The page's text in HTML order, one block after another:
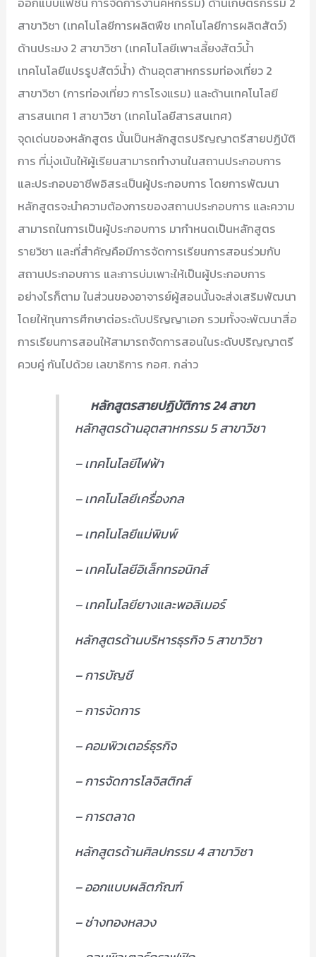
สาขาวิชา (เทคโนโลยีการผลิตพืช เทคโนโลยีการผลิตสัตว์)
ด้านประมง 2 สาขาวิชา (เทคโนโลยีเพาะเลี้ยงสัตว์น้ำ
เทคโนโลยีแปรรูปสัตว์น้ำ) ด้านอุตสาหกรรมท่องเที่ยว 2
สาขาวิชา (การท่องเที่ยว การโรงแรม) และด้านเทคโนโลยี
สารสนเทศ 1 สาขาวิชา (เทคโนโลยีสารสนเทศ)
จุดเด่นของหลักสูตร นั้นเป็นหลักสูตรปริญญาตรีสายปฏิบัติ
การ ที่มุ่งเน้นให้ผู้เรียนสามารถทำงานในสถานประกอบการ
และประกอบอาชีพอิสระเป็นผู้ประกอบการ โดยการพัฒนา
หลักสูตรจะนำความต้องการของสถานประกอบการ และความ
สามารถในการเป็นผู้ประกอบการ มากำหนดเป็นหลักสูตร
รายวิชา และที่สำคัญคือมีการจัดการเรียนการสอนร่วมกับ
สถานประกอบการ และการบ่มเพาะให้เป็นผู้ประกอบการ
อย่างไรก็ตาม ในส่วนของอาจารย์ผู้สอนนั้นจะส่งเสริมพัฒนา
โดยให้ทุนการศึกษาต่อระดับปริญญาเอก รวมทั้งจะพัฒนาสื่อ
การเรียนการสอนให้สามารถจัดการสอนในระดับปริญญาตรี
ควบคู่ กันไปด้วย เลขาธิการ กอศ. กล่าว
หลักสูตรสายปฏิบัติการ 24 สาขา
หลักสูตรด้านอุตสาหกรรม 5 สาขาวิชา
– เทคโนโลยีไฟฟ้า
– เทคโนโลยีเครื่องกล
– เทคโนโลยีแม่พิมพ์
– เทคโนโลยีอิเล็กทรอนิกส์
– เทคโนโลยียางและพอลิเมอร์
หลักสูตรด้านบริหารธุรกิจ 5 สาขาวิชา
– การบัญชี
– การจัดการ
– คอมพิวเตอร์ธุรกิจ
– การจัดการโลจิสติกส์
– การตลาด
หลักสูตรด้านศิลปกรรม 4 สาขาวิชา
– ออกแบบผลิตภัณฑ์
– ช่างทองหลวง